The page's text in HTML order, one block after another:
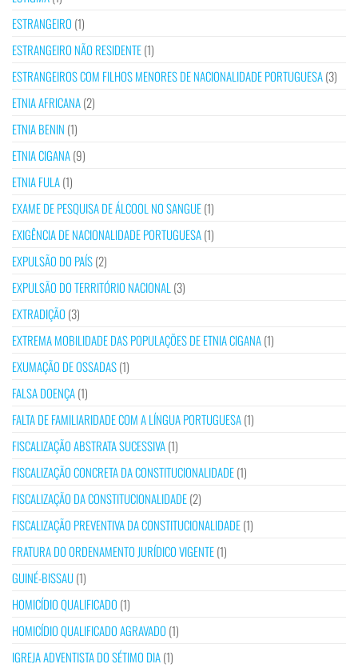
ESTRANGEIRO (1)
ESTRANGEIRO NÃO RESIDENTE(1)
ESTRANGEIROS COM FILHOS MENORES DE NACIONALIDADE PORTUGUESA(3)
ETNIA AFRICANA(2)
ETNIA BENIN (1)
ETNIA CIGANA(9)
ETNIA FULA(1)
EXAME DE PESQUISA DE ÁLCOOL NO SANGUE(1)
EXIGÊNCIA DE NACIONALIDADE PORTUGUESA(1)
EXPULSÃO DO PAÍS(2)
EXPULSÃO DO TERRITÓRIO NACIONAL (3)
EXTRADIÇÃO (3)
EXTREMA MOBILIDADE DAS POPULAÇÕES DE ETNIA CIGANA(1)
EXUMAÇÃO DE OSSADAS(1)
FALSA DOENÇA(1)
FALTA DE FAMILIARIDADE COM A LÍNGUA PORTUGUESA(1)
FISCALIZAÇÃO ABSTRATA SUCESSIVA(1)
FISCALIZAÇÃO CONCRETA DA CONSTITUCIONALIDADE(1)
FISCALIZAÇÃO DA CONSTITUCIONALIDADE(2)
FISCALIZAÇÃO PREVENTIVA DA CONSTITUCIONALIDADE(1)
FRATURA DO ORDENAMENTO JURÍDICO VIGENTE(1)
GUINÉ-BISSAU(1)
HOMICÍDIO QUALIFICADO (1)
HOMICÍDIO QUALIFICADO AGRAVADO (1)
IGREJA ADVENTISTA DO SÉTIMO DIA(1)